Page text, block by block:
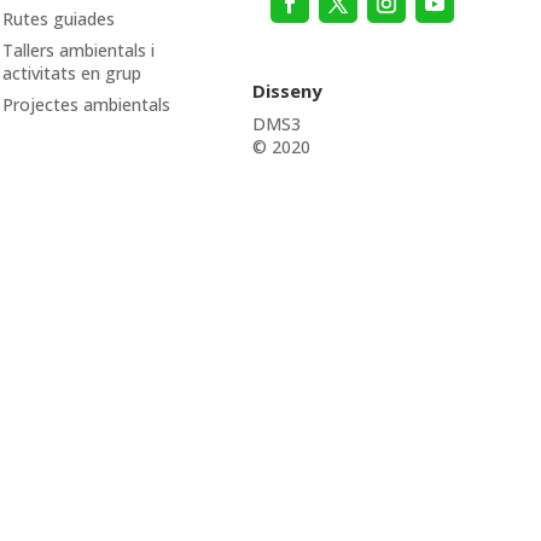
Rutes guiades
Tallers ambientals i
activitats en grup
Projectes ambientals
Disseny
DMS3
© 2020